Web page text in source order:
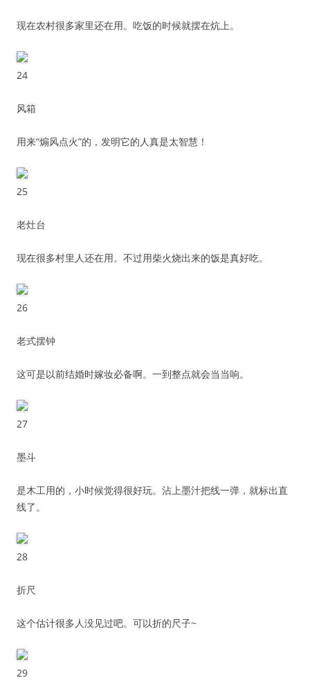
现在农村很多家里还在用。吃饭的时候就摆在炕上。
24
风箱
用来“煽风点火”的，发明它的人真是太智慧！
25
老灶台
现在很多村里人还在用。不过用柴火烧出来的饭是真好吃。
26
老式摆钟
这可是以前结婚时嫁妆必备啊。一到整点就会当当响。
27
墨斗
是木工用的，小时候觉得很好玩。沾上墨汁把线一弹，就标出直
线了。
28
折尺
这个估计很多人没见过吧。可以折的尺子~
29